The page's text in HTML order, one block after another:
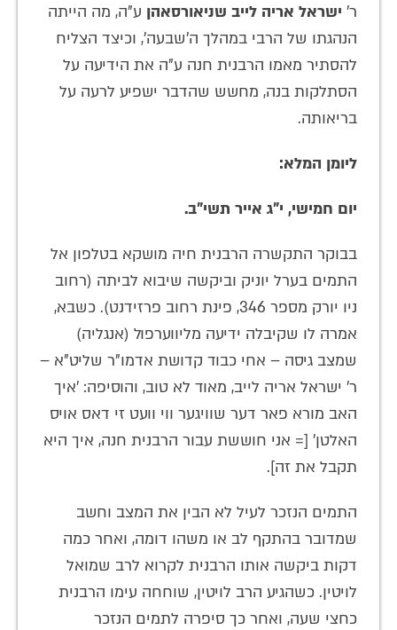
ר' ישראל אריה לייב שניאורסאהן ע"ה, מה הייתה
הנהגתו של הרבי במהלך ה'שבעה', וכיצד הצליח
להסתיר מאמו הרבנית חנה ע"ה את הידיעה על
הסתלקות בנה, מחשש שהדבר ישפיע לרעה על
בריאותה.
ליומן המלא:
יום חמישי, י"ג אייר תשי"ב.
בבוקר התקשרה הרבנית חיה מושקא בטלפון אל
התמים בערל יוניק וביקשה שיבוא לביתה (רחוב
ניו יורק מספר 346, פינת רחוב פרזידנט). כשבא,
אמרה לו שקיבלה ידיעה מליווערפול (אנגליה)
שמצב גיסה – אחי כבוד קדושת אדמו"ר שליט"א –
ר' ישראל אריה לייב, מאוד לא טוב, והוסיפה: 'איך
האב מורא פאר דער שוויגער ווי וועט זי דאס אויס
האלטן' [= אני חוששת עבור הרבנית חנה, איך היא
תקבל את זה].
התמים הנזכר לעיל לא הבין את המצב וחשב
שמדובר בהתקף לב או משהו דומה, ואחר כמה
דקות ביקשה אותו הרבנית לקרוא לרב שמואל
לויטין. כשהגיע הרב לויטין, שוחחה עימו הרבנית
כחצי שעה, ואחר כך סיפרה לתמים הנזכר